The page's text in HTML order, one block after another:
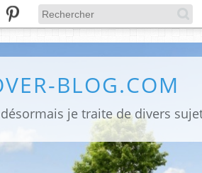
BLOG.COM